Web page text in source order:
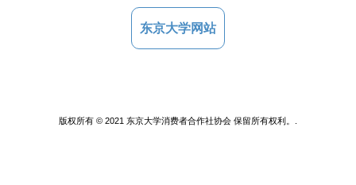
东京大学网站
版权所有 © 2021 东京大学消费者合作社协会 保留所有权利。.